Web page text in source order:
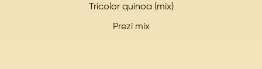
Tricolor quinoa (mix)
Prezi mix